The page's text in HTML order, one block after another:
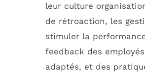
leur culture
de rétroaction, les
stimuler la
feedback des
adaptés, et des